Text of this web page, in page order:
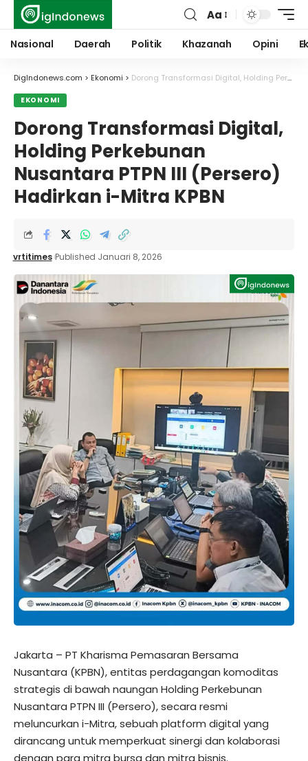
Font
Resizer
Aa
Nasional Daerah Politik Khazanah Opini
DigIndonews.com > Ekonomi > Dorong Transformasi Digital, Holding Perkebunan Nusantara PTPN III (Persero) Hadirkan i-Mitra KPBN
EKONOMI
Dorong Transformasi Digital,
Holding Perkebunan
Nusantara PTPN III (Persero)
Hadirkan i-Mitra KPBN
vrtitimes Published Januari 8, 2026
Jakarta – PT Kharisma Pemasaran Bersama
Nusantara (KPBN), entitas perdagangan komoditas
strategis di bawah naungan Holding Perkebunan
Nusantara PTPN III (Persero), secara resmi
meluncurkan i-Mitra, sebuah platform digital yang
dirancang untuk memperkuat sinergi dan kolaborasi
dengan para mitra bursa dan mitra bisnis.